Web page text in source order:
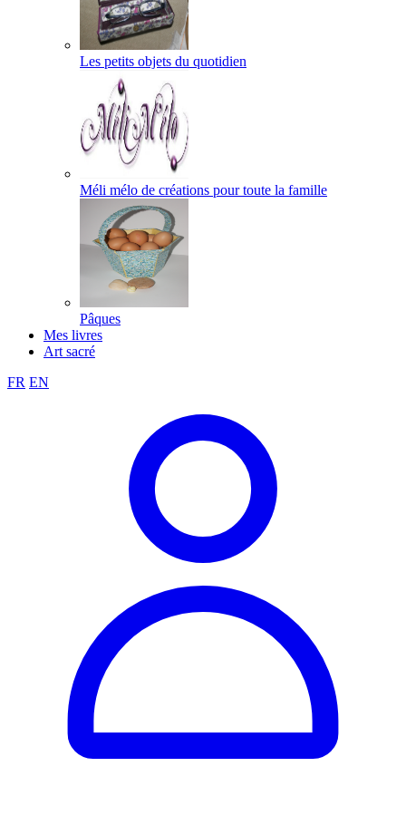
Les petits objets du quotidien
Méli mélo de créations pour toute la famille
Pâques
Mes livres
Art sacré
FR EN